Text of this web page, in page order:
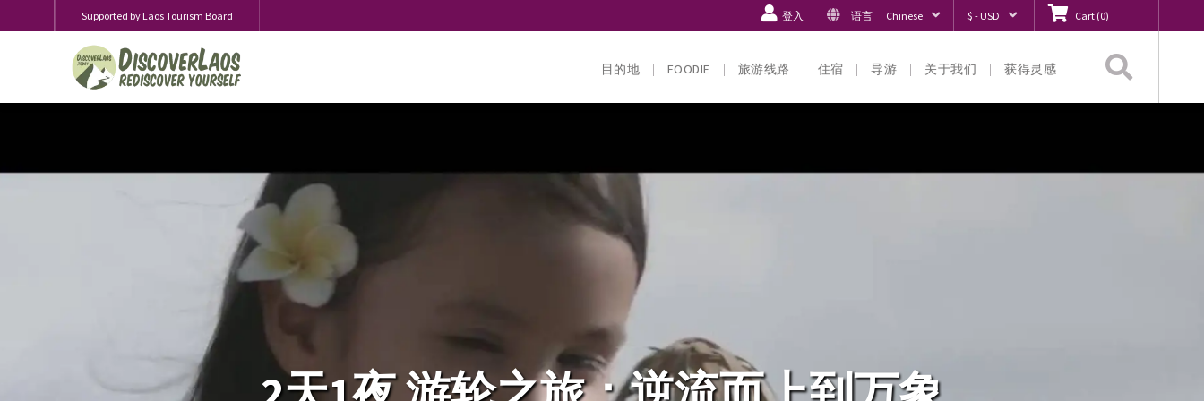
Supported by Laos Tourism Board 登入 语言 Chinese $ - USD Cart (0)
目的地 FOODIE 旅游线路 住宿 导游 关于我们 获得灵感